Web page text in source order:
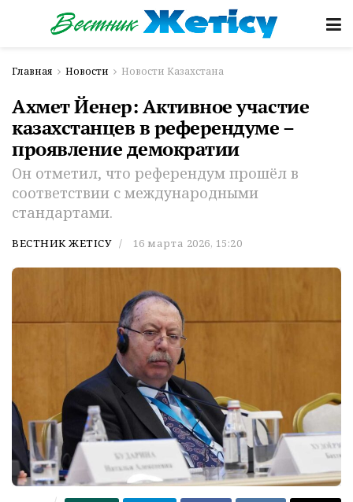
Главная Новости Новости Казахстана
Ахмет Йенер: Активное участие
казахстанцев в референдуме –
проявление демократии
Он отметил, что референдум прошёл в
соответствии с международными
стандартами.
ВЕСТНИК ЖЕТІСУ 16 марта 2026, 15:20